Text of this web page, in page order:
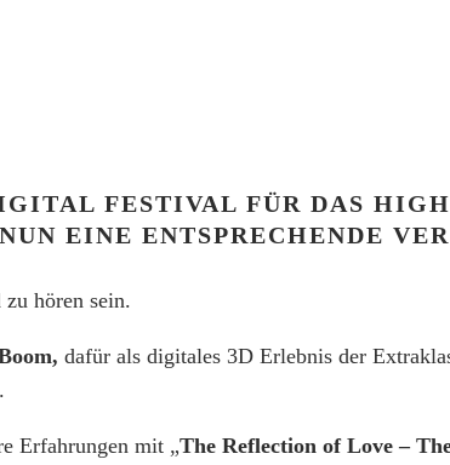
FESTIVAL FÜR DAS
EINE ENTSPRECHENDE
zu hören sein.
dafür als digitales 3D Erlebnis der
Erfahrungen mit „The Reflection of Love –